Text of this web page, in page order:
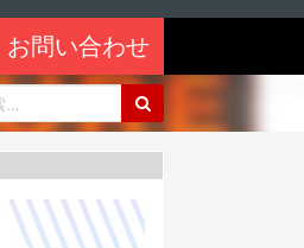
お問い合わせ